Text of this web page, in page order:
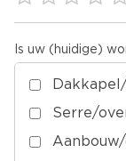
Is uw (huidige)
Serre/